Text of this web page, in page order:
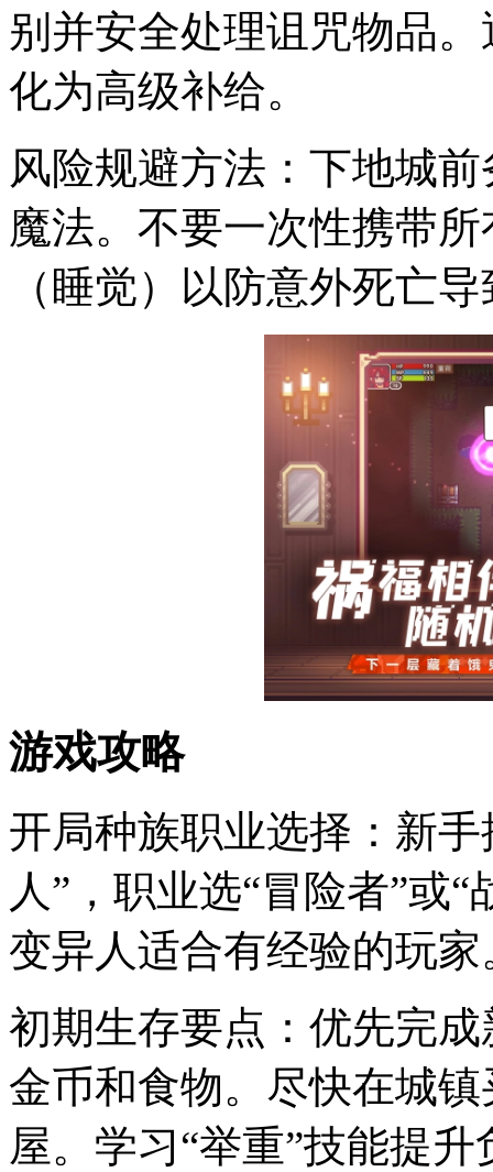
别并安全处理诅咒物品
化为高级补给。
风险规避方法：下地城
魔法。不要一次性携带
（睡觉）以防意外死亡
游戏攻略
开局种族职业选择：新
人”，职业选“冒险者”或
变异人适合有经验的玩家
初期生存要点：优先完
金币和食物。尽快在城
屋。学习“举重”技能提升